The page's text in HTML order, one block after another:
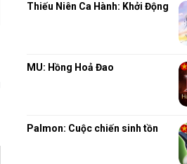
Thiếu Niên Ca Hành: Khởi Động
MU: Hồng Hoả Đao
Palmon: Cuộc chiến sinh tồn